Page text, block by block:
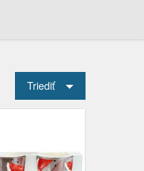
Triediť